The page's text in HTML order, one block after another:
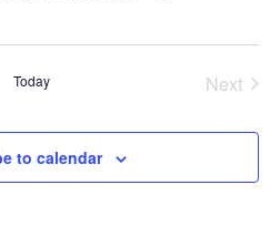
Today
Next
to calendar